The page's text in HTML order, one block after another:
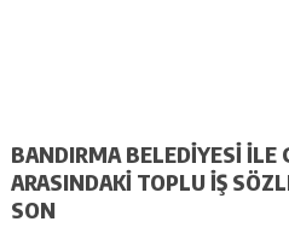
BANDIRMA BELEDİYESİ İLE
ARASINDAKİ TOPLU İŞ
SON